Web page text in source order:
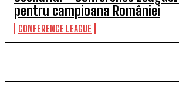
pentru campioana României
CONFERENCE LEAGUE